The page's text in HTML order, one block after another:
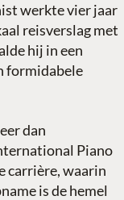
werkte vier jaar
reisverslag met
hij in een
formidabele
dan
Piano
carrière, waarin
is de hemel